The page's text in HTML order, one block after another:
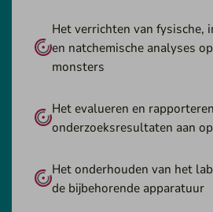
Het verrichten van fysische,
en natchemische analyses
monsters
Het evalueren en
onderzoeksresultaten aan
Het onderhouden van het
de bijbehorende apparatuur